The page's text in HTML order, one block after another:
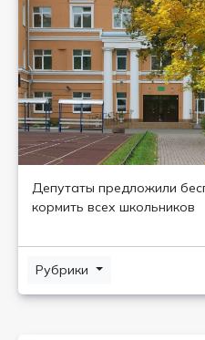
Депутаты предложили
кормить всех школьников
Рубрики